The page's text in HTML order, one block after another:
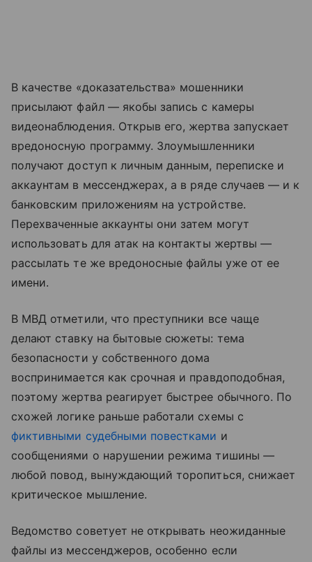
В качестве «доказательства» мошенники
присылают файл — якобы запись с камеры
видеонаблюдения. Открыв его, жертва запускает
вредоносную программу. Злоумышленники
получают доступ к личным данным, переписке и
аккаунтам в мессенджерах, а в ряде случаев — и к
банковским приложениям на устройстве.
Перехваченные аккаунты они затем могут
использовать для атак на контакты жертвы —
рассылать те же вредоносные файлы уже от ее
имени.
В МВД отметили, что преступники все чаще
делают ставку на бытовые сюжеты: тема
безопасности у собственного дома
воспринимается как срочная и правдоподобная,
поэтому жертва реагирует быстрее обычного. По
схожей логике раньше работали схемы с
фиктивными судебными повестками и
сообщениями о нарушении режима тишины —
любой повод, вынуждающий торопиться, снижает
критическое мышление.
Ведомство советует не открывать неожиданные
файлы из мессенджеров, особенно если